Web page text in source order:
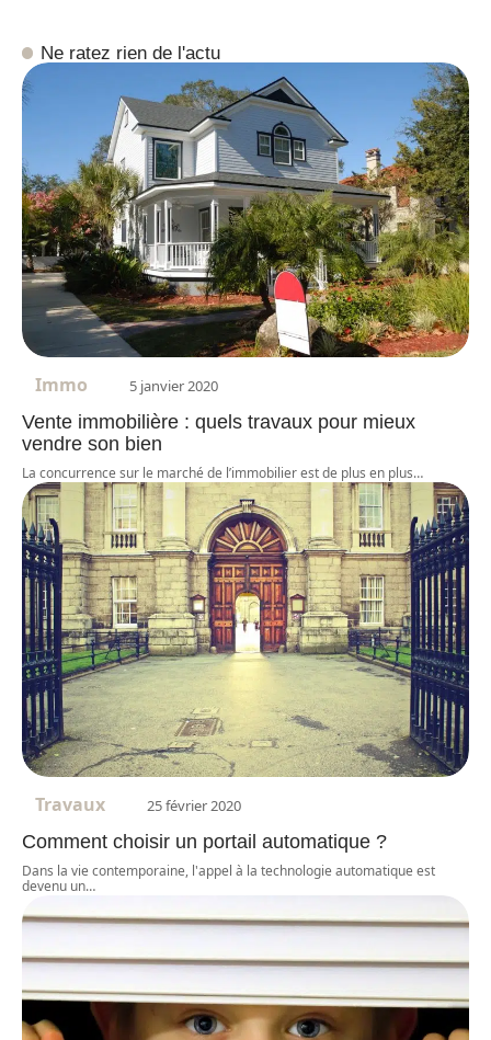
Ne ratez rien de l'actu
Immo 5 janvier 2020
Vente immobilière : quels travaux pour mieux
vendre son bien
La concurrence sur le marché de l’immobilier est de plus en plus…
Travaux 25 février 2020
Comment choisir un portail automatique ?
Dans la vie contemporaine, l'appel à la technologie automatique est
devenu un…